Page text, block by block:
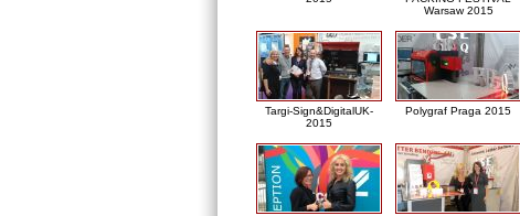
Warsaw 2015
Targi-Sign&DigitalUK-
2015
Polygraf Praga 2015